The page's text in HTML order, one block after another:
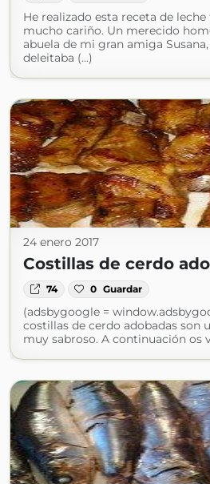
He realizado esta receta de
mucho cariño. Un merecido
abuela de mi gran amiga
deleitaba (...)
24 enero 2017
Costillas de cerdo
74 0 Guardar
(adsbygoogle =
costillas de cerdo adobadas son
muy sabroso. A continuación os